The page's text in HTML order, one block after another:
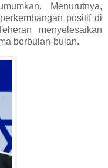
Menurutnya,
positif di
menyelesaikan
berbulan-bulan.